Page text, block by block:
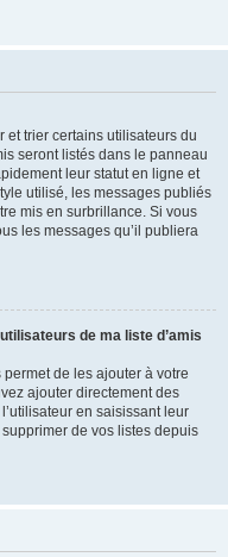
et trier certains utilisateurs du
seront listés dans le panneau
leur statut en ligne et
utilisé, les messages publiés
mis en surbrillance. Si vous
les messages qu’il publiera
de ma liste d’amis
de les ajouter à votre
ajouter directement des
en saisissant leur
de vos listes depuis